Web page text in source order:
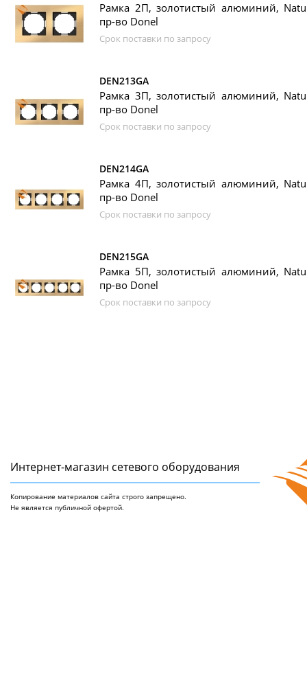
Рамка 2П, золотистый алюминий,
пр-во Donel
Срок поставки по запросу
DEN213GA
Рамка 3П, золотистый алюминий,
пр-во Donel
Срок поставки по запросу
DEN214GA
Рамка 4П, золотистый алюминий,
пр-во Donel
Срок поставки по запросу
DEN215GA
Рамка 5П, золотистый алюминий,
пр-во Donel
Срок поставки по запросу
Интернет-магазин сетeвого оборудования
Копирование материалов сайта строго запрещено.
Не является публичной офертой.